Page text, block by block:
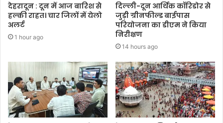
देहरादून : दून में आज बारिश से
हल्की राहत। चार जिलों में येलो
अलर्ट
1 hour ago
दिल्ली-दून आर्थिक कॉरिडोर से
जुड़ी ग्रीनफील्ड बाईपास
परियोजना का डीएम ने किया
निरीक्षण
14 hours ago